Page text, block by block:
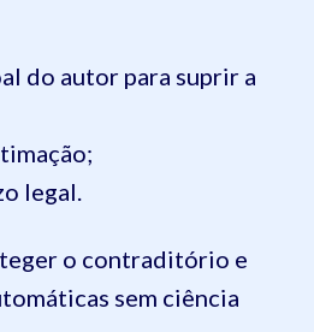
do autor para suprir a
legal.
o contraditório e
sem ciência